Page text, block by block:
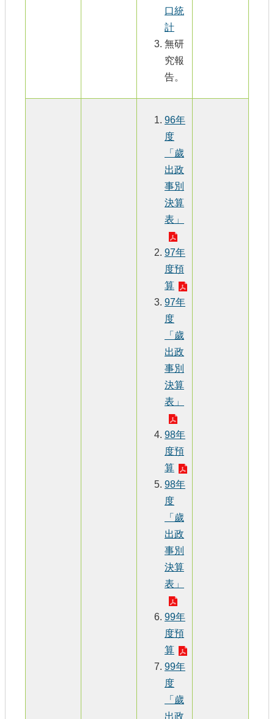
口統
計
無研
究報
告。
96年
度
「歲
出政
事別
決算
表」
97年
度預
算
97年
度
「歲
出政
事別
決算
表」
98年
度預
算
98年
度
「歲
出政
事別
決算
表」
99年
度預
算
99年
度
「歲
出政